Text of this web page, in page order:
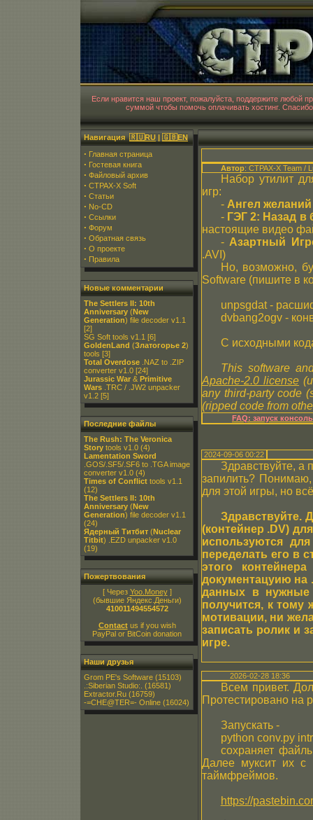
Если нравится наш проект, пожалуйста, поддержите любой
суммой чтобы помочь оплачивать хостинг.
Навигация🇷🇺RU | 🇬🇧EN
· Главная страница
· Гостевая книга
· Файловый архив
· CTPAX-X Soft
· Статьи
· No-CD
· Ссылки
· Форум
· Обратная связь
· О проекте
· Правила
Новые комментарии
The Settlers II: 10th
Anniversary (New
Generation) file decoder v1.1
[2]
SG Soft tools v1.1 [6]
GoldenLand (Златогорье 2)
tools [3]
Total Overdose .NAZ to .ZIP
converter v1.0 [24]
Jurassic War & Primitive
Wars .TRC / .JW2 unpacker
v1.2 [5]
Последние файлы
The Rush: The Veronica
Story tools v1.0 (4)
Lamentation Sword
.GOS/.SF5/.SF6 to .TGA image
converter v1.0 (4)
Times of Conflict tools v1.1
(12)
The Settlers II: 10th
Anniversary (New
Generation) file decoder v1.1
(24)
Ядерный Титбит (Nuclear
Titbit) .EZD unpacker v1.0
(19)
Пожертвования
[ Через Yoo.Money]
(бывшие Яндекс.Деньги)
410011494554572
Contactus if you wish
PayPal or BitCoin donation
Наши друзья
Grom PE's Software (15103)
.:Siberian Studio:. (16581)
Extractor.Ru (16759)
-=CHE@TER=- Online (16024)
Автор: CTPAX-X Team /
Набор утилит
игр:
- Ангел желаний
- ГЭГ 2: Назад в
настоящие видео
- Азартный
.AVI)
Но, возможно,
Software (пишите в
unpsgdat -
dvbang2ogv -
С исходными
This software
Apache-2.0 license
any third-party code
(ripped code from
FAQ: запуск
2024-09-06 00:22
Здравствуйте, а
запилить?
для этой игры, но
Здравствуйте.
(контейнер .DV)
используются
переделать его в
этого
документацуию на
данных в нужные
получится, к тому
мотивации, ни
записать ролик и
игре.
2026-02-28 18:36
Всем привет.
Протестировано на
Запускать -
python conv.py
сохраняет
Далее муксит их с
таймфреймов.
https://